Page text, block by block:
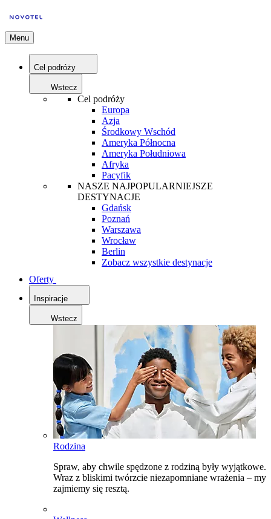
Menu
Cel podróży
Wstecz
Cel podróży
Europa
Azja
Środkowy Wschód
Ameryka Północna
Ameryka Południowa
Afryka
Pacyfik
NASZE NAJPOPULARNIEJSZE
DESTYNACJE
Gdańsk
Poznań
Warszawa
Wrocław
Berlin
Zobacz wszystkie destynacje
Oferty
Inspiracje
Wstecz
Rodzina
Spraw, aby chwile spędzone z rodziną były wyjątkowe.
Wraz z bliskimi twórzcie niezapomniane wrażenia – my
zajmiemy się resztą.